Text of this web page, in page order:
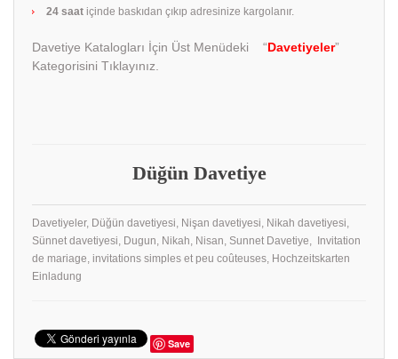
24 saat içinde baskıdan çıkıp adresinize kargolanır.
Davetiye Katalogları İçin Üst Menüdeki “Davetiyeler”
Kategorisini Tıklayınız.
Düğün Davetiye
Davetiyeler, Düğün davetiyesi, Nişan davetiyesi, Nikah davetiyesi,
Sünnet davetiyesi, Dugun, Nikah, Nisan, Sunnet Davetiye, Invitation
de mariage, invitations simples et peu coûteuses, Hochzeitskarten
Einladung
Save